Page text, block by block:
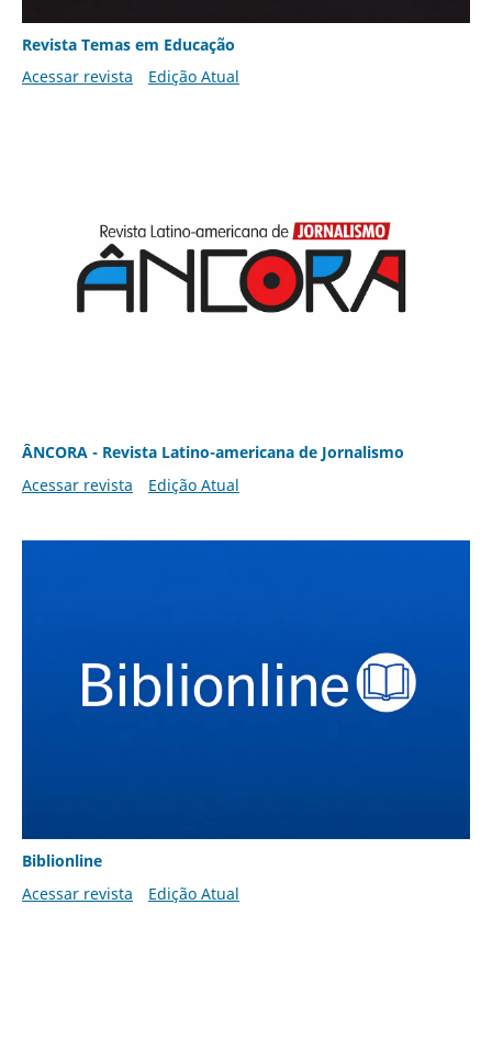
Revista Temas em Educação
Acessar revista
Edição Atual
ÂNCORA - Revista Latino-americana de Jornalismo
Acessar revista
Edição Atual
Biblionline
Acessar revista
Edição Atual